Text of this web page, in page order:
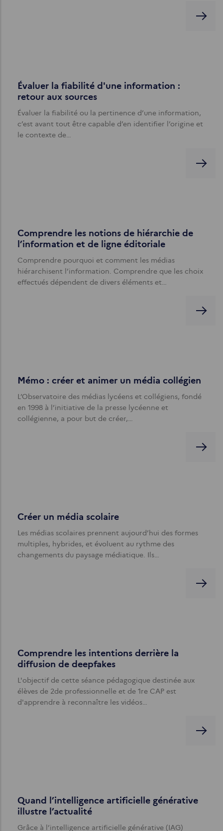
Évaluer la fiabilité d'une information :
retour aux sources
Évaluer la fiabilité ou la pertinence d’une information,
c’est avant tout être capable d’en identifier l’origine et
le contexte de…
Comprendre les notions de hiérarchie de
l’information et de ligne éditoriale
Comprendre pourquoi et comment les médias
hiérarchisent l’information. Comprendre que les choix
effectués dépendent de divers éléments et…
Mémo : créer et animer un média collégien
L’Observatoire des médias lycéens et collégiens, fondé
en 1998 à l’initiative de la presse lycéenne et
collégienne, a pour but de créer,…
Créer un média scolaire
Les médias scolaires prennent aujourd’hui des formes
multiples, hybrides, et évoluent au rythme des
changements du paysage médiatique. Ils…
Comprendre les intentions derrière la
diffusion de deepfakes
L'objectif de cette séance pédagogique destinée aux
élèves de 2de professionnelle et de 1re CAP est
d'apprendre à reconnaître les vidéos…
Quand l’intelligence artificielle générative
illustre l’actualité
Grâce à l’intelligence artificielle générative (IAG)